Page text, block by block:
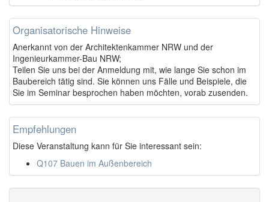
Organisatorische Hinweise
Anerkannt von der Architektenkammer NRW und der
Ingenieurkammer-Bau NRW;
Teilen Sie uns bei der Anmeldung mit, wie lange Sie schon im
Baubereich tätig sind. Sie können uns Fälle und Beispiele, die
Sie im Seminar besprochen haben möchten, vorab zusenden.
Empfehlungen
Diese Veranstaltung kann für Sie interessant sein:
Q107 Bauen im Außenbereich